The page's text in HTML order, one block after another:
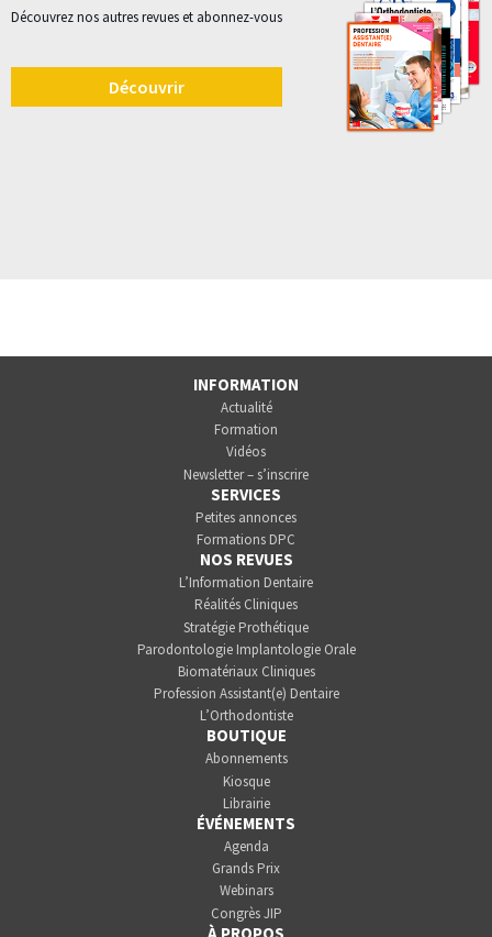
Découvrez nos autres revues et abonnez-vous
Découvrir
INFORMATION
Actualité
Formation
Vidéos
Newsletter – s’inscrire
SERVICES
Petites annonces
Formations DPC
NOS REVUES
L’Information Dentaire
Réalités Cliniques
Stratégie Prothétique
Parodontologie Implantologie Orale
Biomatériaux Cliniques
Profession Assistant(e) Dentaire
L’Orthodontiste
BOUTIQUE
Abonnements
Kiosque
Librairie
ÉVÉNEMENTS
Agenda
Grands Prix
Webinars
Congrès JIP
À PROPOS